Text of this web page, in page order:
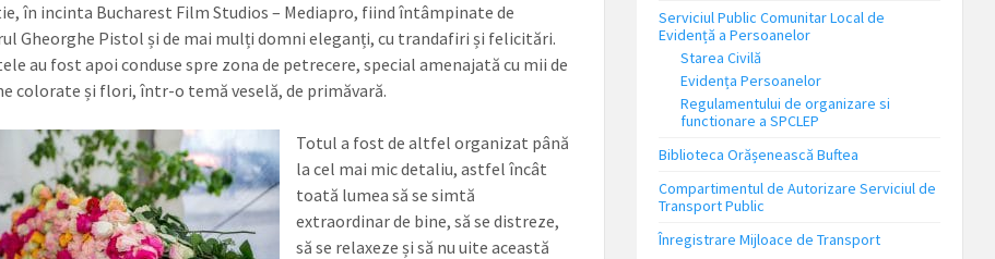
în incinta Bucharest Film Studios – Mediapro, fiind întâmpinate de
Gheorghe Pistol și de mai mulți domni eleganți, cu trandafiri și felicitări.
au fost apoi conduse spre zona de petrecere, special amenajată cu mii de
colorate și flori, într-o temă veselă, de primăvară.
Totul a fost de altfel organizat până
la cel mai mic detaliu, astfel încât
toată lumea să se simtă
extraordinar de bine, să se distreze,
să se relaxeze și să nu uite această
Serviciul Public Comunitar Local de
Evidență a Persoanelor
Starea Civilă
Evidența Persoanelor
Regulamentului de organizare si
functionare a SPCLEP
Biblioteca Orășenească Buftea
Compartimentul de Autorizare Serviciul de
Transport Public
Înregistrare Mijloace de Transport